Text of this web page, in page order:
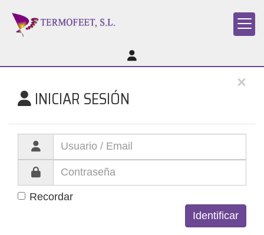
×
INICIAR SESIÓN
Recordar
Identificar